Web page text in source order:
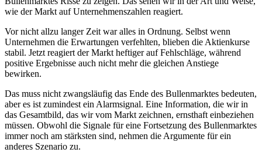
wie der Markt auf Unternehmenszahlen reagiert.
Vor nicht allzu langer Zeit war alles in Ordnung. Selbst wenn
Unternehmen die Erwartungen verfehlten, blieben die Aktienkurse
stabil. Jetzt reagiert der Markt heftiger auf Fehlschläge, während
positive Ergebnisse auch nicht mehr die gleichen Anstiege
bewirken.
Das muss nicht zwangsläufig das Ende des Bullenmarktes bedeuten,
aber es ist zumindest ein Alarmsignal. Eine Information, die wir in
das Gesamtbild, das wir vom Markt zeichnen, ernsthaft einbeziehen
müssen. Obwohl die Signale für eine Fortsetzung des Bullenmarktes
immer noch am stärksten sind, nehmen die Argumente für ein
anderes Szenario zu.